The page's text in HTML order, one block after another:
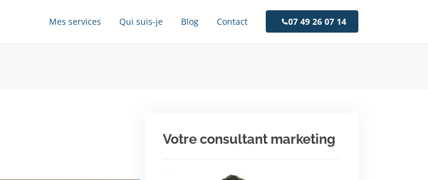
Votre consultant marketing
Mes services Qui suis-je Blog Contact 07 49 26 07 14